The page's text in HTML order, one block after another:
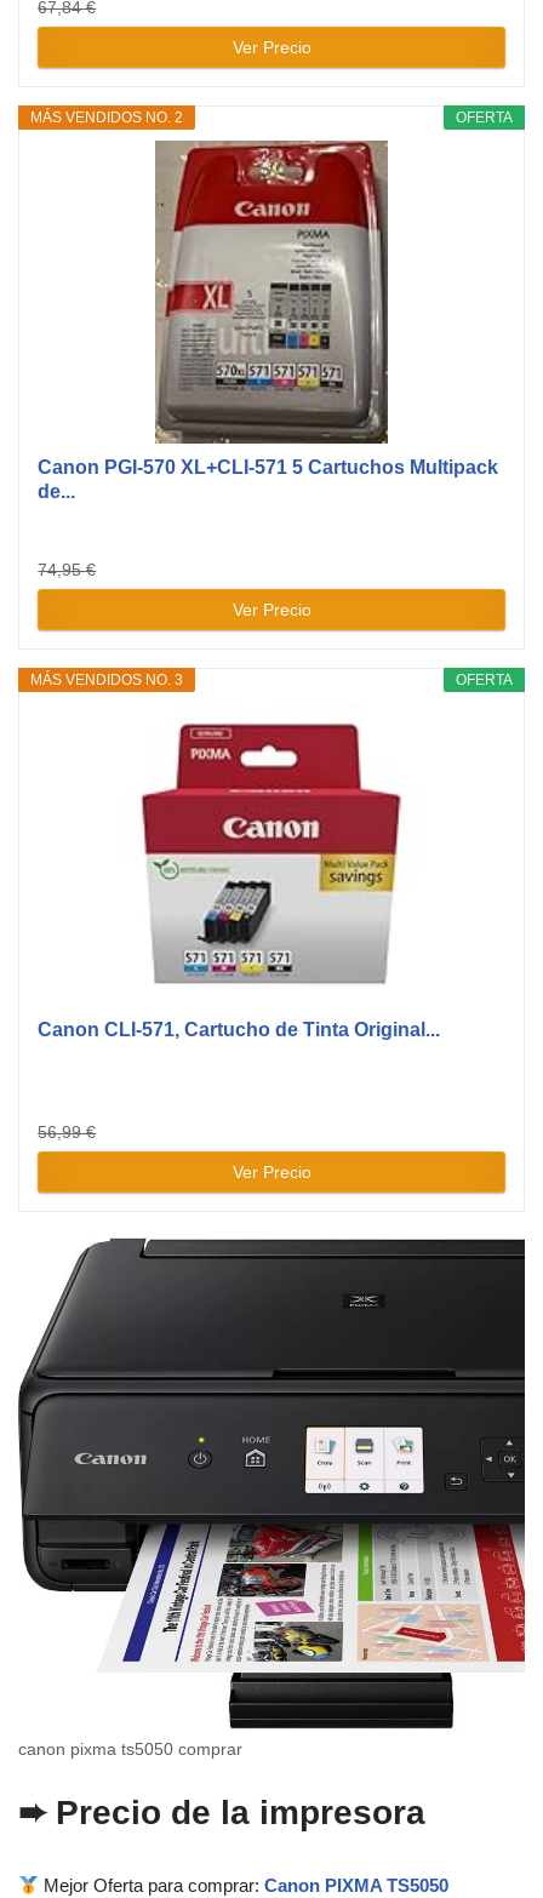
67,84 €
Ver Precio
OFERTA
MÁS VENDIDOS NO. 2
Canon PGI-570 XL+CLI-571 5 Cartuchos Multipack
de...
74,95 €
Ver Precio
OFERTA
MÁS VENDIDOS NO. 3
Canon CLI-571, Cartucho de Tinta Original...
56,99 €
Ver Precio
canon pixma ts5050 comprar
➨ Precio de la impresora
Mejor Oferta para comprar:Canon PIXMA TS5050